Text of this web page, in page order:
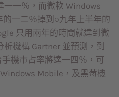
一％，而微軟 Windows
一二％掉到○九年上半年的
只用兩年的時間就達到微
機構 Gartner 並預測，到
機市占率將達一四％，可
Mobile，及黑莓機